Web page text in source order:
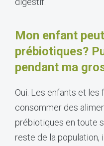
Mon enfant
prébiotiques?
pendant ma
Oui. Les enfants et
consommer des
prébiotiques en toute
reste de la population,